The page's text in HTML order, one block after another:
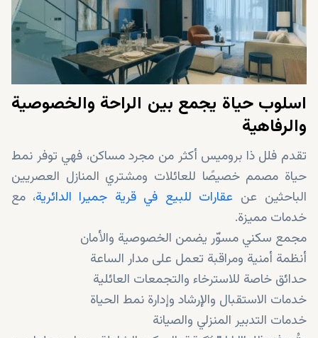
اسلوب حياة يجمع بين الراحة والخصوصية
والرفاهية
تقدم فلل ذا بروميس أكثر من مجرد مساكن، فهي توفر نمط
حياة مصمم خصيصًا للعائلات ومشتري المنازل العصريين
الباحثين عن عقارات للبيع في قرية جميرا الدائرية، مع
خدمات مميزة.
مجمع سكني مسوّر يضمن الخصوصية والأمان
أنظمة أمنية ومراقبة تعمل على مدار الساعة
حدائق خاصة للاسترخاء والتجمعات العائلية
خدمات الاستقبال والإرشاد وإدارة نمط الحياة
خدمات التدبير المنزلي والصيانة